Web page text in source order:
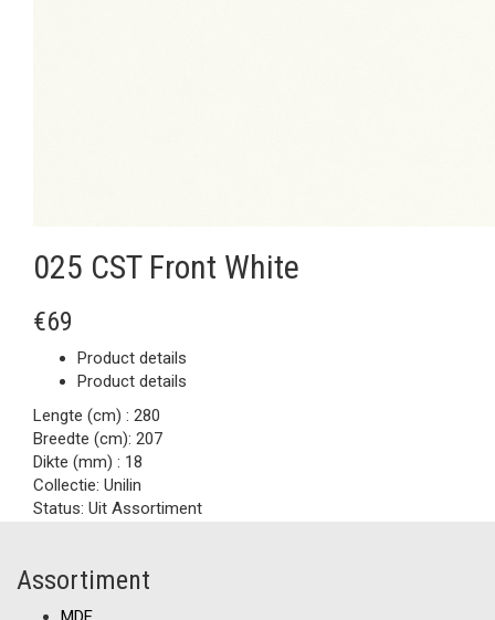
025 CST Front White
€69
Product details
Product details
Lengte (cm) : 280
Breedte (cm): 207
Dikte (mm) : 18
Collectie: Unilin
Status: Uit Assortiment
Assortiment